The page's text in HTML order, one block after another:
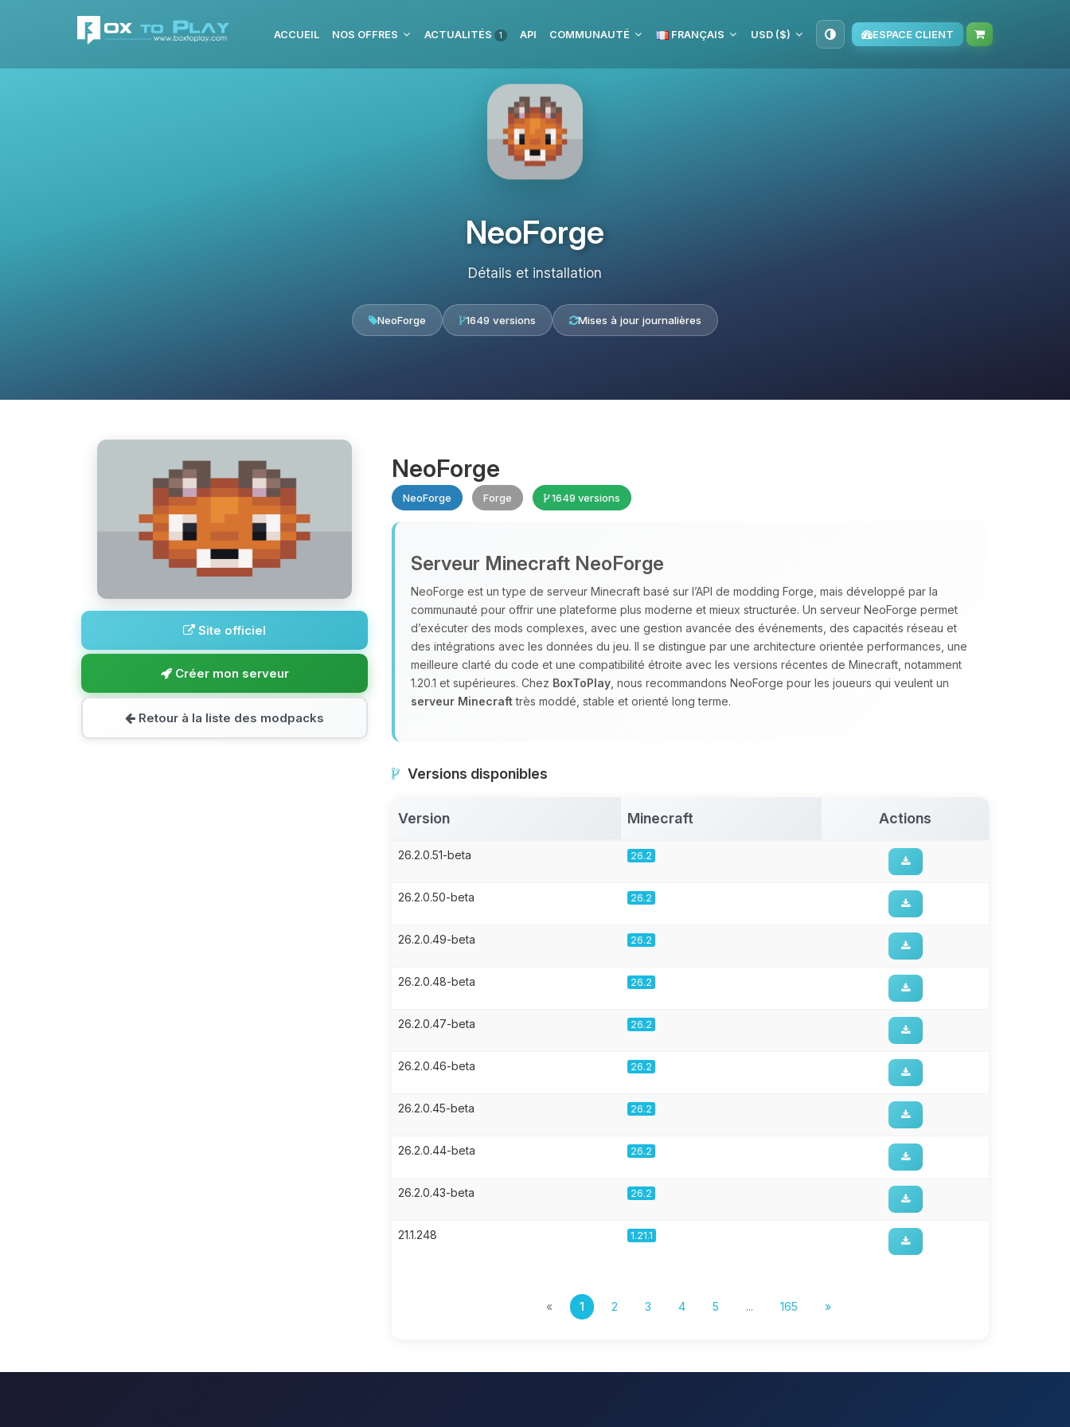
ACCUEIL NOS OFFRES ACTUALITÉS 1 API COMMUNAUTÉ FRANÇAIS USD ($) ESPACE CLIENT
NeoForge
Détails et installation
NeoForge 1649 versions Mises à jour journalières
Site officiel
Créer mon serveur
Retour à la liste des modpacks
NeoForge
NeoForge Forge 1649 versions
Serveur Minecraft NeoForge
NeoForge est un type de serveur Minecraft basé sur l’API de modding Forge, mais développé par la
communauté pour offrir une plateforme plus moderne et mieux structurée. Un serveur NeoForge permet
d’exécuter des mods complexes, avec une gestion avancée des événements, des capacités réseau et
des intégrations avec les données du jeu. Il se distingue par une architecture orientée performances, une
meilleure clarté du code et une compatibilité étroite avec les versions récentes de Minecraft, notamment
1.20.1 et supérieures. Chez BoxToPlay , nous recommandons NeoForge pour les joueurs qui veulent un
serveur Minecrafttrès moddé, stable et orienté long terme.
Versions disponibles
Version Minecraft Actions
26.2.0.51-beta 26.2
26.2.0.50-beta 26.2
26.2.0.49-beta 26.2
26.2.0.48-beta 26.2
26.2.0.47-beta 26.2
26.2.0.46-beta 26.2
26.2.0.45-beta 26.2
26.2.0.44-beta 26.2
26.2.0.43-beta 26.2
21.1.248 1.21.1
« 1 2 3 4 5 ... 165 »